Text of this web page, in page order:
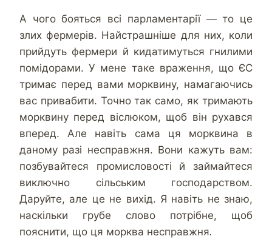
А чого бояться всі парламентарії — то це
злих фермерів. Найстрашніше для них, коли
прийдуть фермери й кидатимуться гнилими
помідорами. У мене таке враження, що ЄС
тримає перед вами морквину, намагаючись
вас привабити. Точно так само, як тримають
морквину перед віслюком, щоб він рухався
вперед. Але навіть сама ця морквина в
даному разі несправжня. Вони кажуть вам:
позбувайтеся промисловості й займайтеся
виключно сільським господарством.
Даруйте, але це не вихід. Я навіть не знаю,
наскільки грубе слово потрібне, щоб
пояснити, що ця морква несправжня.